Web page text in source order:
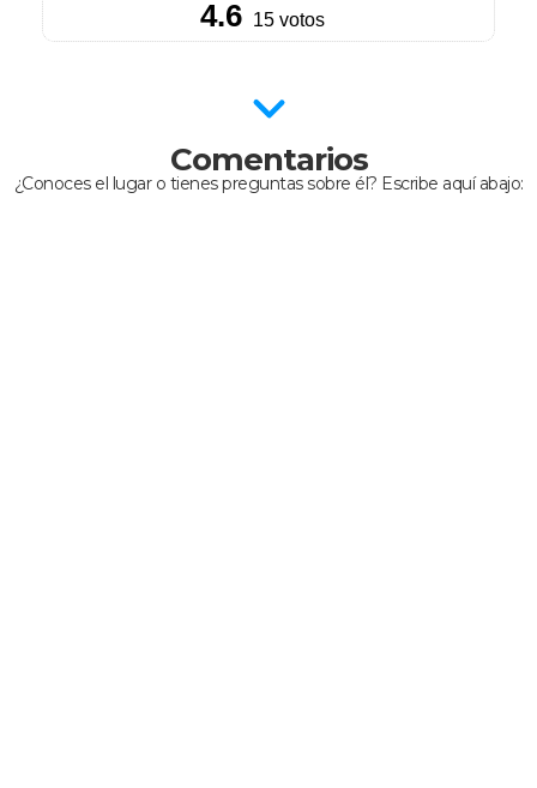
Comentarios
¿Conoces el lugar o tienes preguntas sobre él? Escribe aquí abajo: